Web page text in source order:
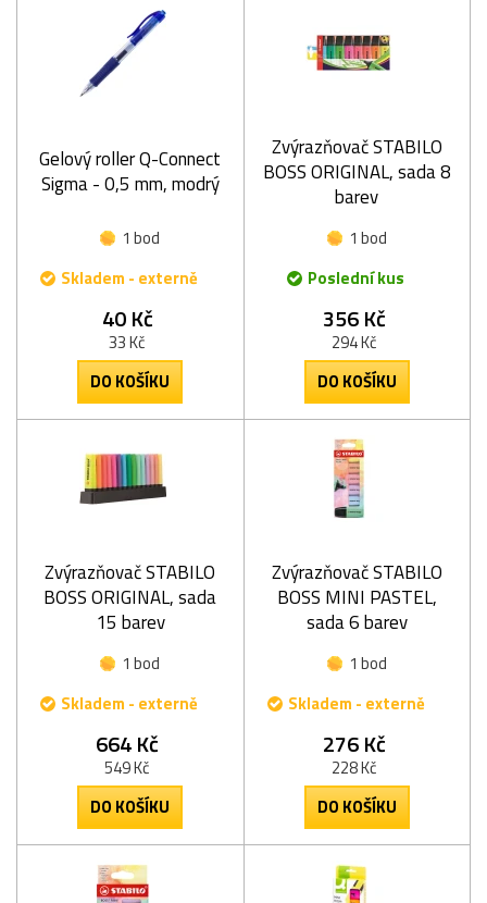
Gelový roller Q-Connect
Sigma - 0,5 mm, modrý
1 bod
Skladem - externě
40 Kč
33 Kč
DO KOŠÍKU
Zvýrazňovač STABILO
BOSS ORIGINAL, sada 8
barev
1 bod
Poslední kus
356 Kč
294 Kč
DO KOŠÍKU
Zvýrazňovač STABILO
BOSS ORIGINAL, sada
15 barev
1 bod
Skladem - externě
664 Kč
549 Kč
DO KOŠÍKU
Zvýrazňovač STABILO
BOSS MINI PASTEL,
sada 6 barev
1 bod
Skladem - externě
276 Kč
228 Kč
DO KOŠÍKU